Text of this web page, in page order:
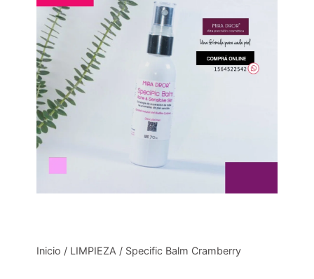
Inicio / LIMPIEZA / Specific Balm Cramberry